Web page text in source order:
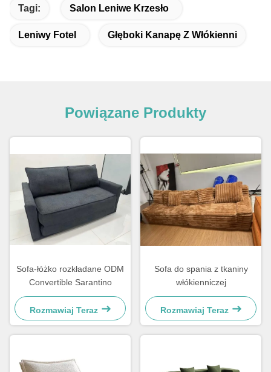
Tagi: Salon Leniwe Krzesło
Leniwy Fotel Głęboki Kanapę Z Włókienni
Powiązane Produkty
Sofa-łóżko rozkładane ODM
Convertible Sarantino
Rozmawiaj Teraz
Sofa do spania z tkaniny
włókienniczej
Rozmawiaj Teraz